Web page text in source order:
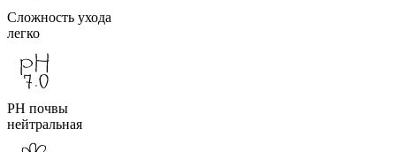
Сложность ухода
легко
PH почвы
нейтральная